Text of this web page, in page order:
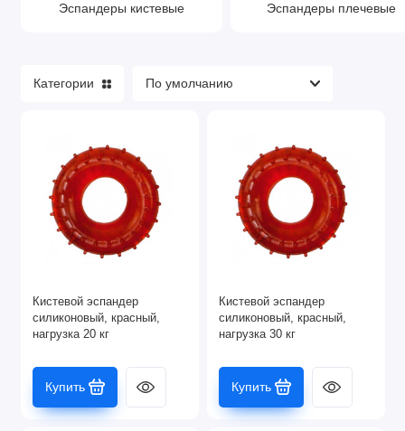
Мячи для фитнеса
Одежда и обувь
Перчатки для фитнеса
Ролики массажные и для пресса
Сумки спортивные
Эспандеры кистевые Эспандеры плечевые
Категории
Кистевой эспандер
силиконовый, красный,
нагрузка 20 кг
Купить
Кистевой эспандер
силиконовый, красный,
нагрузка 30 кг
Купить